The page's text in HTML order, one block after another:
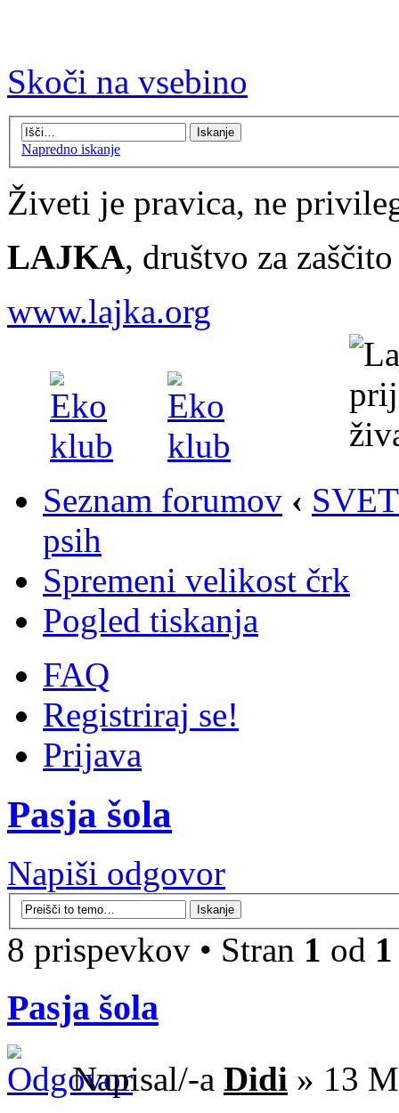
Skoči na vsebino
Napredno iskanje
Živeti je pravica, ne
LAJKA, društvo za
www.lajka.org
Seznam forumov ‹
psih
Spremeni velikost črk
Pogled tiskanja
FAQ
Registriraj se!
Prijava
Pasja šola
Napiši odgovor
8 prispevkov • Stran 1 od 1
Pasja šola
Napisal/-a Didi » 13